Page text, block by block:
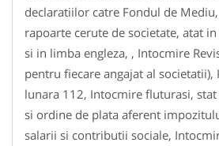
declaratiilor catre Fondul de
rapoarte cerute de societate, atat
si in limba engleza, , Intocmire
pentru fiecare angajat al
lunara 112, Intocmire fluturasi,
si ordine de plata aferent
salarii si contributii sociale,